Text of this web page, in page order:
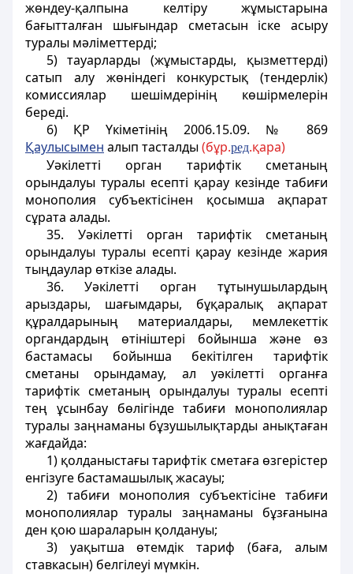
жөндеу-қалпына келтiру жұмыстарына
бағытталған шығындар сметасын iске асыру
туралы мәлiметтердi;
5) тауарларды (жұмыстарды, қызметтердi)
сатып алу жөніндегі конкурстық (тендерлiк)
комиссиялар шешiмдерiнiң көшірмелерін
береді.
6) ҚР Үкіметінің 2006.15.09. № 869
Қаулысымен алып тасталды(бұр.ред.қара)
Уәкiлеттi орган тарифтік сметаның
орындалуы туралы есептi қарау кезінде табиғи
монополия субъектісінен қосымша ақпарат
сұрата алады.
35. Уәкiлеттi орган тарифтiк сметаның
орындалуы туралы есептi қарау кезiнде жария
тыңдаулар өткiзе алады.
36. Уәкiлетті орган тұтынушылардың
арыздары, шағымдары, бұқаралық ақпарат
құралдарының материалдары, мемлекеттік
органдардың өтiнiштерi бойынша және өз
бастамасы бойынша бекітілген тарифтік
сметаны орындамау, ал уәкiлеттi органға
тарифтік сметаның орындалуы туралы есептi
тең ұсынбау бөлiгiнде табиғи монополиялар
туралы заңнаманы бұзушылықтарды анықтаған
жағдайда:
1) қолданыстағы тарифтiк сметаға өзгерістер
енгізуге бастамашылық жасауы;
2) табиғи монополия субъектiсiне табиғи
монополиялар туралы заңнаманы бұзғанына
ден қою шараларын қолдануы;
3) уақытша өтемдік тариф (баға, алым
ставкасын) белгiлеуi мүмкiн.